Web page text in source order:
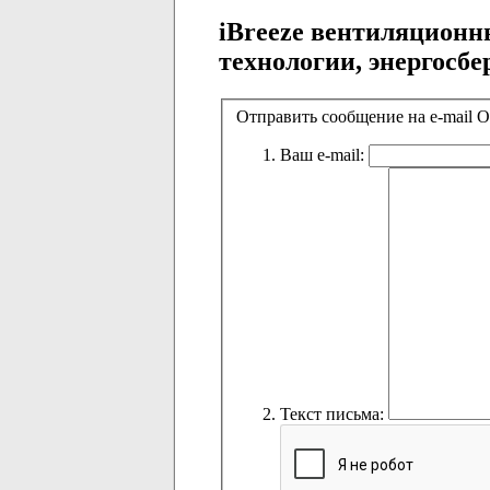
iBreeze
технологии,
Отправить сообщение на e-mail
Ваш e-mail:
Текст письма: